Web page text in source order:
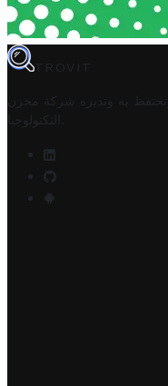
TROVIT
به وتديره
شركة مخزن
التكنولوجيا